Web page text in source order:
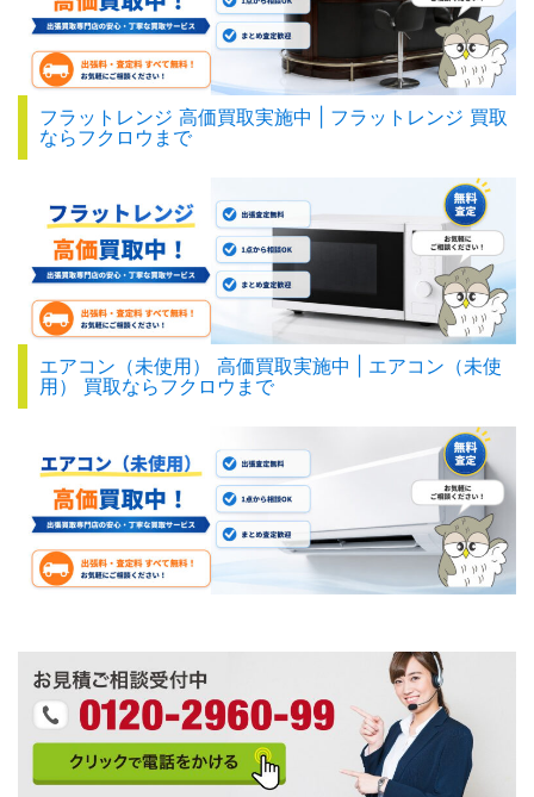
フラットレンジ 高価買取実施中 | フラットレンジ 買取
ならフクロウまで
エアコン（未使用） 高価買取実施中 | エアコン（未使
用） 買取ならフクロウまで